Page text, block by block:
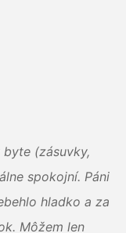
(zásuvky,
spokojní. Páni
hladko a za
Môžem len